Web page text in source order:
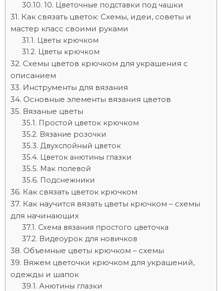
10. Цветочные подставки под чашки
Как связать цветок: Схемы, идеи, советы и
мастер класс своими руками
Цветы крючком
Цветы крючком
Схемы цветов крючком для украшения с
описанием
Инструменты для вязания
Основные элементы вязания цветов
Вязаные цветы
Простой цветок крючком
Вязание розочки
Двухслойный цветок
Цветок анютины глазки
Мак полевой
Подснежники
Как связать цветок крючком
Как научится вязать цветы крючком – схемы
для начинающих
Схема вязания простого цветочка
Видеоурок для новичков
Объемные цветы крючком – схемы
Вяжем цветочки крючком для украшений,
одежды и шапок
Анютины глазки